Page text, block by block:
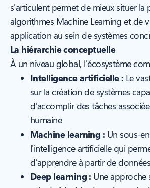
s'articulent permet de mieux situer la
algorithmes Machine Learning et de
application au sein de systèmes
La hiérarchie conceptuelle
À un niveau global, l'écosystème
Intelligence artificielle : Le
sur la création de systèmes
d'accomplir des tâches
humaine
Machine learning : Un sous-
l'intelligence artificielle qui
d'apprendre à partir de données
Deep learning : Une approche